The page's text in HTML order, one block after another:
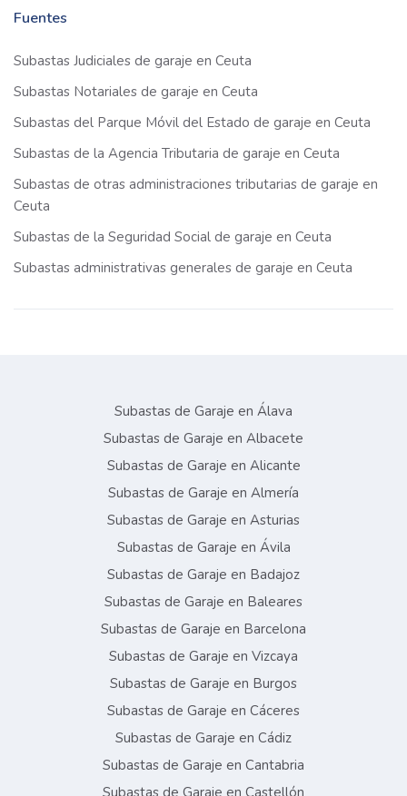
Fuentes
Subastas Judiciales de garaje en Ceuta
Subastas Notariales de garaje en Ceuta
Subastas del Parque Móvil del Estado de garaje en Ceuta
Subastas de la Agencia Tributaria de garaje en Ceuta
Subastas de otras administraciones tributarias de garaje en
Ceuta
Subastas de la Seguridad Social de garaje en Ceuta
Subastas administrativas generales de garaje en Ceuta
Subastas de Garaje en Álava
Subastas de Garaje en Albacete
Subastas de Garaje en Alicante
Subastas de Garaje en Almería
Subastas de Garaje en Asturias
Subastas de Garaje en Ávila
Subastas de Garaje en Badajoz
Subastas de Garaje en Baleares
Subastas de Garaje en Barcelona
Subastas de Garaje en Vizcaya
Subastas de Garaje en Burgos
Subastas de Garaje en Cáceres
Subastas de Garaje en Cádiz
Subastas de Garaje en Cantabria
Subastas de Garaje en Castellón